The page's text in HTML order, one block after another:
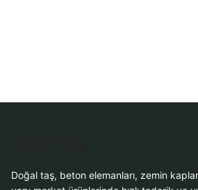
Doğal taş, beton elemanları, zemin